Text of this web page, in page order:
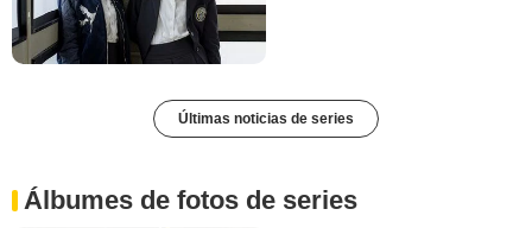
Últimas noticias de series
Álbumes de fotos de series